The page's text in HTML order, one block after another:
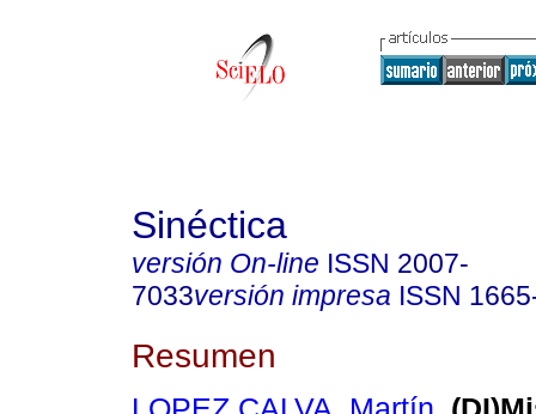
Sinéctica
versión On-line ISSN 2007-
7033versión impresa ISSN
Resumen